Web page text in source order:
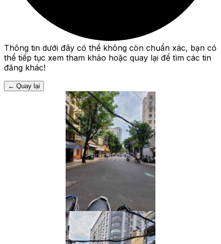
Thông tin dưới đây có thể không còn chuẩn xác, bạn có
thể tiếp tục xem tham khảo hoặc quay lại để tìm các tin
đăng khác!
← Quay lại